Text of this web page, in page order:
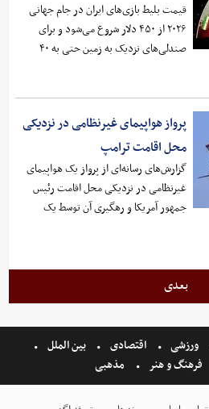
قیمت بلیط بازی‌های ایران در جام جهانی
۲۰۲۶ از ۴۵۰ دلار شروع می‌شود و برای
صندلی‌های نزدیک به زمین حتی به ۴۰
پرواز هواپیمای غیرنظامی در نزدیکی
محل اقامت ترامپ
گزارش‌های رسانه‌ای از پرواز یک هواپیمای
غیرنظامی در نزدیکی محل اقامت رئیس
جمهور آمریکا و رهگیری آن توسط یک
بعدی
ورزشی اقتصادی
بین الملل
فرهنگ و هنر مذهبی